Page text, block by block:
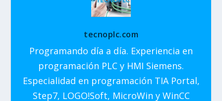
tecnoplc.com
Programando día a día. Experiencia en
programación PLC y HMI Siemens.
Especialidad en programación TIA Portal,
Step7, LOGO!Soft, MicroWin y WinCC